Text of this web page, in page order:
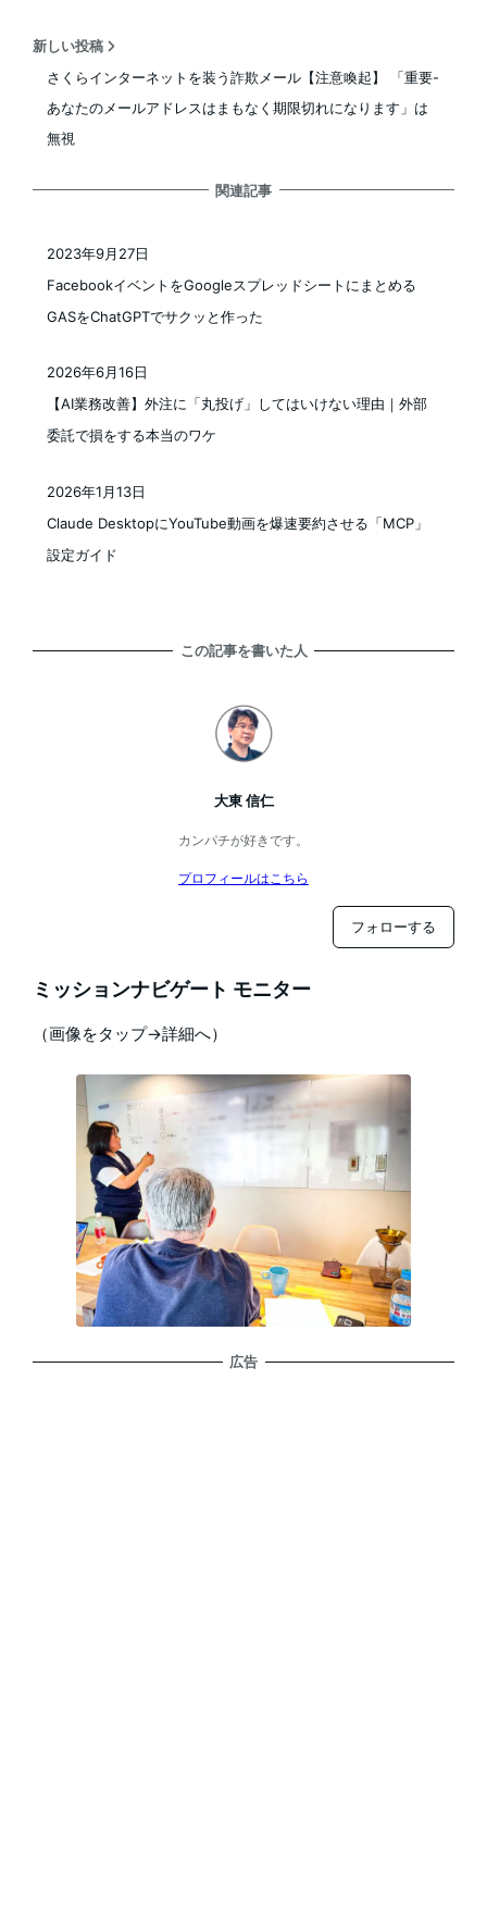
新しい投稿
さくらインターネットを装う詐欺メール【注意喚起】 「重要-
あなたのメールアドレスはまもなく期限切れになります」は
無視
関連記事
FacebookイベントをGoogleスプレッドシートにまとめる
GASをChatGPTでサクッと作った
2023年9月27日
【AI業務改善】外注に「丸投げ」してはいけない理由｜外部
委託で損をする本当のワケ
2026年6月16日
Claude DesktopにYouTube動画を爆速要約させる「MCP」
設定ガイド
2026年1月13日
この記事を書いた人
大東 信仁
カンパチが好きです。
プロフィールはこちら
フォローする
ミッションナビゲート モニター
（画像をタップ→詳細へ）
広告